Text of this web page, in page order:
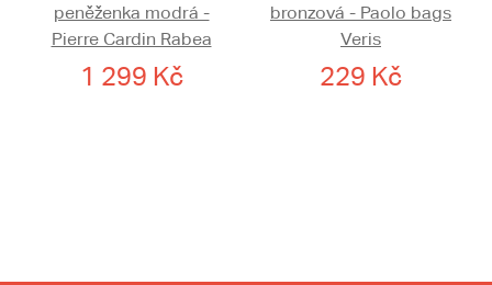
peněženka modrá -
Pierre Cardin Rabea
1 299 Kč
bronzová - Paolo bags
Veris
229 Kč